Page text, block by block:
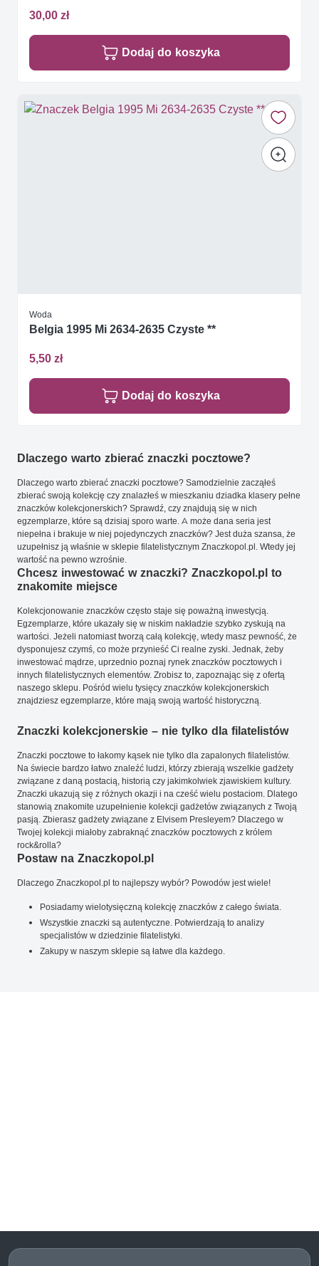
30,00 zł
Dodaj do koszyka
Woda
Belgia 1995 Mi 2634-2635 Czyste **
5,50 zł
Dodaj do koszyka
Dlaczego warto zbierać znaczki pocztowe?
Dlaczego warto zbierać znaczki pocztowe? Samodzielnie zacząłeś
zbierać swoją kolekcję czy znalazłeś w mieszkaniu dziadka klasery pełne
znaczków kolekcjonerskich? Sprawdź, czy znajdują się w nich
egzemplarze, które są dzisiaj sporo warte. A może dana seria jest
niepełna i brakuje w niej pojedynczych znaczków? Jest duża szansa, że
uzupełnisz ją właśnie w sklepie filatelistycznym Znaczkopol.pl. Wtedy jej
wartość na pewno wzrośnie.
Chcesz inwestować w znaczki? Znaczkopol.pl to
znakomite miejsce
Kolekcjonowanie znaczków często staje się poważną inwestycją.
Egzemplarze, które ukazały się w niskim nakładzie szybko zyskują na
wartości. Jeżeli natomiast tworzą całą kolekcję, wtedy masz pewność, że
dysponujesz czymś, co może przynieść Ci realne zyski. Jednak, żeby
inwestować mądrze, uprzednio poznaj rynek znaczków pocztowych i
innych filatelistycznych elementów. Zrobisz to, zapoznając się z ofertą
naszego sklepu. Pośród wielu tysięcy znaczków kolekcjonerskich
znajdziesz egzemplarze, które mają swoją wartość historyczną.
Znaczki kolekcjonerskie – nie tylko dla filatelistów
Znaczki pocztowe to łakomy kąsek nie tylko dla zapalonych filatelistów.
Na świecie bardzo łatwo znaleźć ludzi, którzy zbierają wszelkie gadżety
związane z daną postacią, historią czy jakimkolwiek zjawiskiem kultury.
Znaczki ukazują się z różnych okazji i na cześć wielu postaciom. Dlatego
stanowią znakomite uzupełnienie kolekcji gadżetów związanych z Twoją
pasją. Zbierasz gadżety związane z Elvisem Presleyem? Dlaczego w
Twojej kolekcji miałoby zabraknąć znaczków pocztowych z królem
rock&rolla?
Postaw na Znaczkopol.pl
Dlaczego Znaczkopol.pl to najlepszy wybór? Powodów jest wiele!
Posiadamy wielotysięczną kolekcję znaczków z całego świata.
Wszystkie znaczki są autentyczne. Potwierdzają to analizy
specjalistów w dziedzinie filatelistyki.
Zakupy w naszym sklepie są łatwe dla każdego.